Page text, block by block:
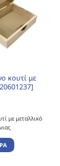
κουτί με
με μεταλλικό